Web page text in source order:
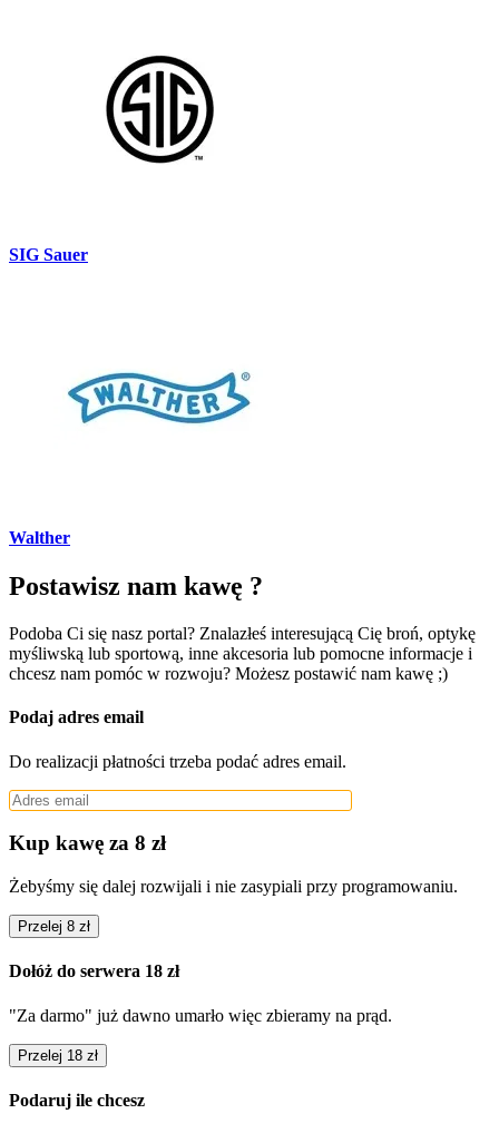
SIG Sauer
Walther
Postawisz nam kawę ?
Podoba Ci się nasz portal? Znalazłeś interesującą Cię broń, optykę
myśliwską lub sportową, inne akcesoria lub pomocne informacje i
chcesz nam pomóc w rozwoju? Możesz postawić nam kawę ;)
Podaj adres email
Do realizacji płatności trzeba podać adres email.
Kup kawę za 8 zł
Żebyśmy się dalej rozwijali i nie zasypiali przy programowaniu.
Przelej 8 zł
Dołóż do serwera 18 zł
"Za darmo" już dawno umarło więc zbieramy na prąd.
Przelej 18 zł
Podaruj ile chcesz